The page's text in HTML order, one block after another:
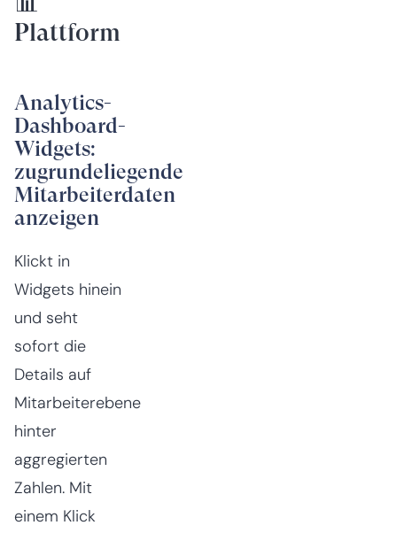
Plattform
Analytics-
Dashboard-
Widgets:
zugrundeliegende
Mitarbeiterdaten
anzeigen
Klickt in
Widgets hinein
und seht
sofort die
Details auf
Mitarbeiterebene
hinter
aggregierten
Zahlen. Mit
einem Klick